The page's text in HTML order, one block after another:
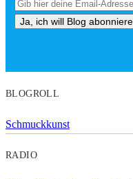
BLOGROLL
Schmuckkunst
RADIO